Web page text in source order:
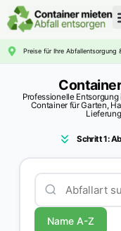
Preise für Ihre Abfallentsorgung
Professionelle
Container für Garten,
Schritt 1:
Name A-Z